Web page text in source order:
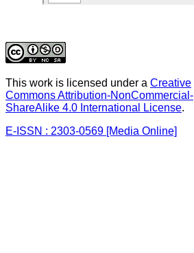
This work is licensed under a Creative
Commons Attribution-NonCommercial-
ShareAlike 4.0 International License.
E-ISSN : 2303-0569 [Media Online]